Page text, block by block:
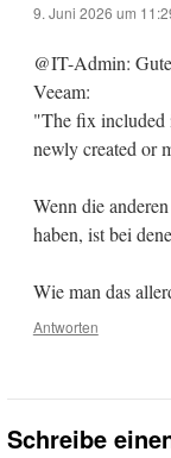
9. Juni 2026 um
@IT-Admin:
Veeam:
"The fix included
newly created or
Wenn die
haben, ist bei
Wie man das
Antworten
Schreibe